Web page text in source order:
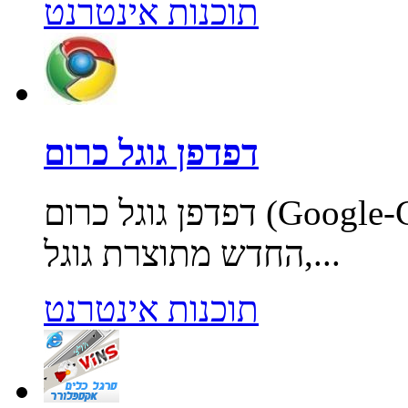
תוכנות אינטרנט
דפדפן גוגל כרום
דפדפן גוגל כרום (Google-Chrome-Browser) בקוד פתוח
החדש מתוצרת גוגל,...
תוכנות אינטרנט